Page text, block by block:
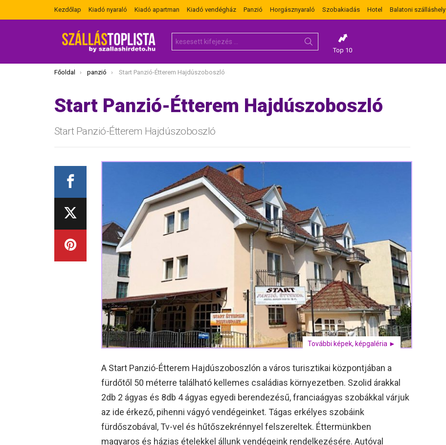
Kezdőlap Kiadó nyaraló Kiadó apartman Kiadó vendégház Panzió Horgásznyaraló Szobakiadás Hotel Balatoni szálláshely
for:
Top 10
Itt vagy most:
Főoldal panzió Start Panzió-Étterem Hajdúszoboszló
Start Panzió-Étterem Hajdúszoboszló
Start Panzió-Étterem Hajdúszoboszló
További képek, képgaléria ►
A Start Panzió-Étterem Hajdúszoboszlón a város turisztikai központjában a
fürdőtől 50 méterre található kellemes családias környezetben. Szolid árakkal
2db 2 ágyas és 8db 4 ágyas egyedi berendezésű, franciaágyas szobákkal várjuk
az ide érkező, pihenni vágyó vendégeinket. Tágas erkélyes szobáink
fürdőszobával, Tv-vel és hűtőszekrénnyel felszereltek. Éttermünkben
magyaros és házias ételekkel állunk vendégeink rendelkezésére. Autóval